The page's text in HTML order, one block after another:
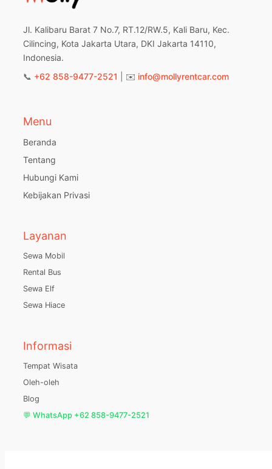
Jl. Kalibaru Barat 7 No.7, RT.12/RW.5, Kali Baru, Kec.
Cilincing, Kota Jakarta Utara, DKI Jakarta 14110,
Indonesia.
📞 +62 858-9477-2521 | ✉️ info@mollyrentcar.com
Menu
Beranda
Tentang
Hubungi Kami
Kebijakan Privasi
Layanan
Sewa Mobil
Rental Bus
Sewa Elf
Sewa Hiace
Informasi
Tempat Wisata
Oleh-oleh
Blog
💬 WhatsApp +62 858-9477-2521